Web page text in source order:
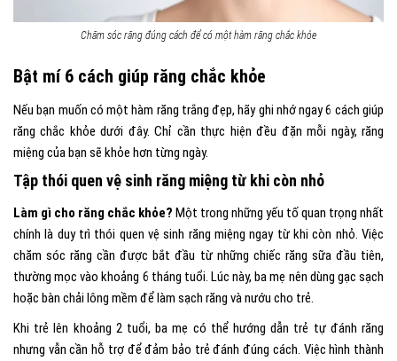
Chăm sóc răng đúng cách để có một hàm răng chắc khỏe
Bật mí 6 cách giúp răng chắc khỏe
Nếu bạn muốn có một hàm răng trắng đẹp, hãy ghi nhớ ngay 6 cách giúp
răng chắc khỏe dưới đây. Chỉ cần thực hiện đều đặn mỗi ngày, răng
miệng của bạn sẽ khỏe hơn từng ngày.
Tập thói quen vệ sinh răng miệng từ khi còn nhỏ
Làm gì cho răng chắc khỏe? Một trong những yếu tố quan trọng nhất
chính là duy trì thói quen vệ sinh răng miệng ngay từ khi còn nhỏ. Việc
chăm sóc răng cần được bắt đầu từ những chiếc răng sữa đầu tiên,
thường mọc vào khoảng 6 tháng tuổi. Lúc này, ba mẹ nên dùng gạc sạch
hoặc bàn chải lông mềm để làm sạch răng và nướu cho trẻ.
Khi trẻ lên khoảng 2 tuổi, ba mẹ có thể hướng dẫn trẻ tự đánh răng
nhưng vẫn cần hỗ trợ để đảm bảo trẻ đánh đúng cách. Việc hình thành